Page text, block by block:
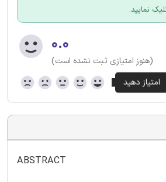
نمایید.
۰.۰
(هنوز امتیازی ثبت نشده است)
ABSTRACT